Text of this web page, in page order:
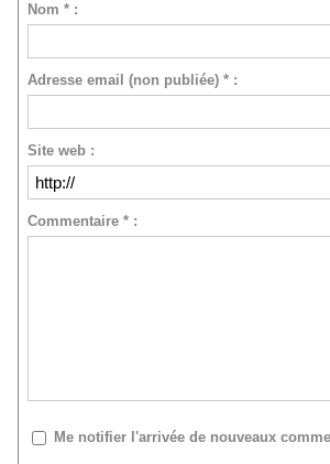
Nom * :
Adresse email (non publiée) * :
Site web :
Commentaire * :
Me notifier l'arrivée de nouveaux